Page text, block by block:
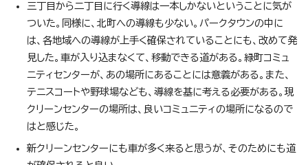
三丁目から二丁目に行く導線は一本しかないということに気が
ついた。同様に、北町への導線も少ない。パークタウンの中に
は、各地域への導線が上手く確保されていることにも、改めて発
見した。車が入り込まなくて、移動できる道がある。緑町コミュ
ニティセンターが、あの場所にあることには意義がある。また、
テニスコートや野球場なども、導線を基に考える必要がある。現
クリーンセンターの場所は、良いコミュニティの場所になるので
はと感じた。
新クリーンセンターにも車が多く来ると思うが、そのためにも道